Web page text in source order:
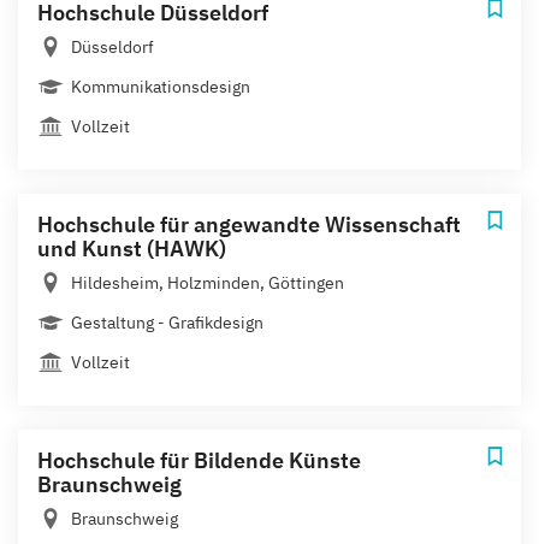
Hochschule Düsseldorf
Düsseldorf
Kommunikationsdesign
Vollzeit
Hochschule für angewandte Wissenschaft
und Kunst (HAWK)
Hildesheim, Holzminden, Göttingen
Gestaltung - Grafikdesign
Vollzeit
Hochschule für Bildende Künste
Braunschweig
Braunschweig